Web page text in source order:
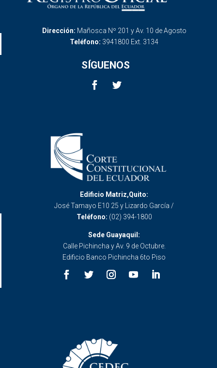
Dirección: Mañosca Nº 201 y Av. 10 de Agosto
Teléfono: 3941800 Ext. 3134
SÍGUENOS
Edificio Matriz,Quito:
José Tamayo E10 25 y Lizardo García /
Teléfono: (02) 394-1800
Sede Guayaquil:
Calle Pichincha y Av. 9 de Octubre.
Edificio Banco Pichincha 6to Piso